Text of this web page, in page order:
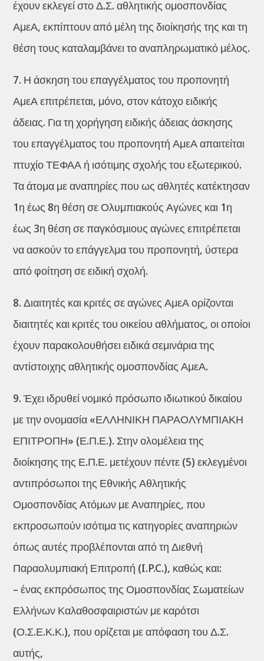
έχουν εκλεγεί στο Δ.Σ. αθλητικής ομοσπονδίας
ΑμεΑ, εκπίπτουν από μέλη της διοίκησής της και τη
θέση τους καταλαμβάνει το αναπληρωματικό μέλος.
7. Η άσκηση του επαγγέλματος του προπονητή
ΑμεΑ επιτρέπεται, μόνο, στον κάτοχο ειδικής
άδειας. Για τη χορήγηση ειδικής άδειας άσκησης
του επαγγέλματος του προπονητή ΑμεΑ απαιτείται
πτυχίο ΤΕΦΑΑ ή ισότιμης σχολής του εξωτερικού.
Τα άτομα με αναπηρίες που ως αθλητές κατέκτησαν
1η έως 8η θέση σε Ολυμπιακούς Αγώνες και 1η
έως 3η θέση σε παγκόσμιους αγώνες επιτρέπεται
να ασκούν το επάγγελμα του προπονητή, ύστερα
από φοίτηση σε ειδική σχολή.
8. Διαιτητές και κριτές σε αγώνες ΑμεΑ ορίζονται
διαιτητές και κριτές του οικείου αθλήματος, οι οποίοι
έχουν παρακολουθήσει ειδικά σεμινάρια της
αντίστοιχης αθλητικής ομοσπονδίας ΑμεΑ.
9. Έχει ιδρυθεί νομικό πρόσωπο ιδιωτικού δικαίου
με την ονομασία «ΕΛΛΗΝΙΚΗ ΠΑΡΑΟΛΥΜΠΙΑΚΗ
ΕΠΙΤΡΟΠΗ» (Ε.Π.Ε.). Στην ολομέλεια της
διοίκησης της Ε.Π.Ε. μετέχουν πέντε (5) εκλεγμένοι
αντιπρόσωποι της Εθνικής Αθλητικής
Ομοσπονδίας Ατόμων με Αναπηρίες, που
εκπροσωπούν ισότιμα τις κατηγορίες αναπηριών
όπως αυτές προβλέπονται από τη Διεθνή
Παραολυμπιακή Επιτροπή (I.P.C.), καθώς και:
– ένας εκπρόσωπος της Ομοσπονδίας Σωματείων
Ελλήνων Καλαθοσφαιριστών με καρότσι
(Ο.Σ.Ε.Κ.Κ.), που ορίζεται με απόφαση του Δ.Σ.
αυτής,